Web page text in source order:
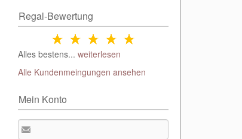
Regal-Bewertung
Alles bestens... weiterlesen
Alle Kundenmeingungen ansehen
Mein Konto